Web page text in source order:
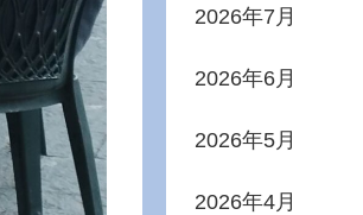
2026年7月
2026年6月
2026年5月
2026年4月